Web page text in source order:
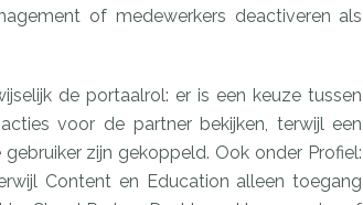
of medewerkers deactiveren als
de portaalrol: er is een keuze tussen
voor de partner bekijken, terwijl een
zijn gekoppeld. Ook onder Profiel:
Content en Education alleen toegang